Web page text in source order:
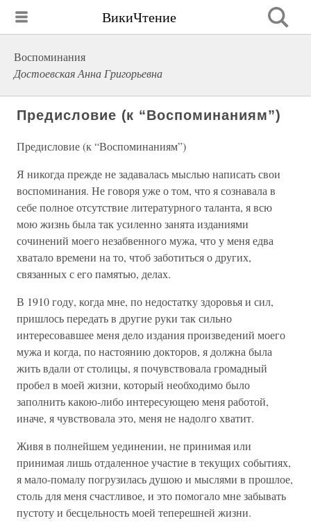
ВикиЧтение
Воспоминания
Достоевская Анна Григорьевна
Предисловие (к “Воспоминаниям”)
Предисловие (к “Воспоминаниям”)
Я никогда прежде не задавалась мыслью написать свои
воспоминания. Не говоря уже о том, что я сознавала в
себе полное отсутствие литературного таланта, я всю
мою жизнь была так усиленно занята изданиями
сочинений моего незабвенного мужа, что у меня едва
хватало времени на то, чтоб заботиться о других,
связанных с его памятью, делах.
В 1910 году, когда мне, по недостатку здоровья и сил,
пришлось передать в другие руки так сильно
интересовавшее меня дело издания произведений моего
мужа и когда, по настоянию докторов, я должна была
жить вдали от столицы, я почувствовала громадный
пробел в моей жизни, который необходимо было
заполнить какою-либо интересующею меня работой,
иначе, я чувствовала это, меня не надолго хватит.
Живя в полнейшем уединении, не принимая или
принимая лишь отдаленное участие в текущих событиях,
я мало-помалу погрузилась душою и мыслями в прошлое,
столь для меня счастливое, и это помогало мне забывать
пустоту и бесцельность моей теперешней жизни.